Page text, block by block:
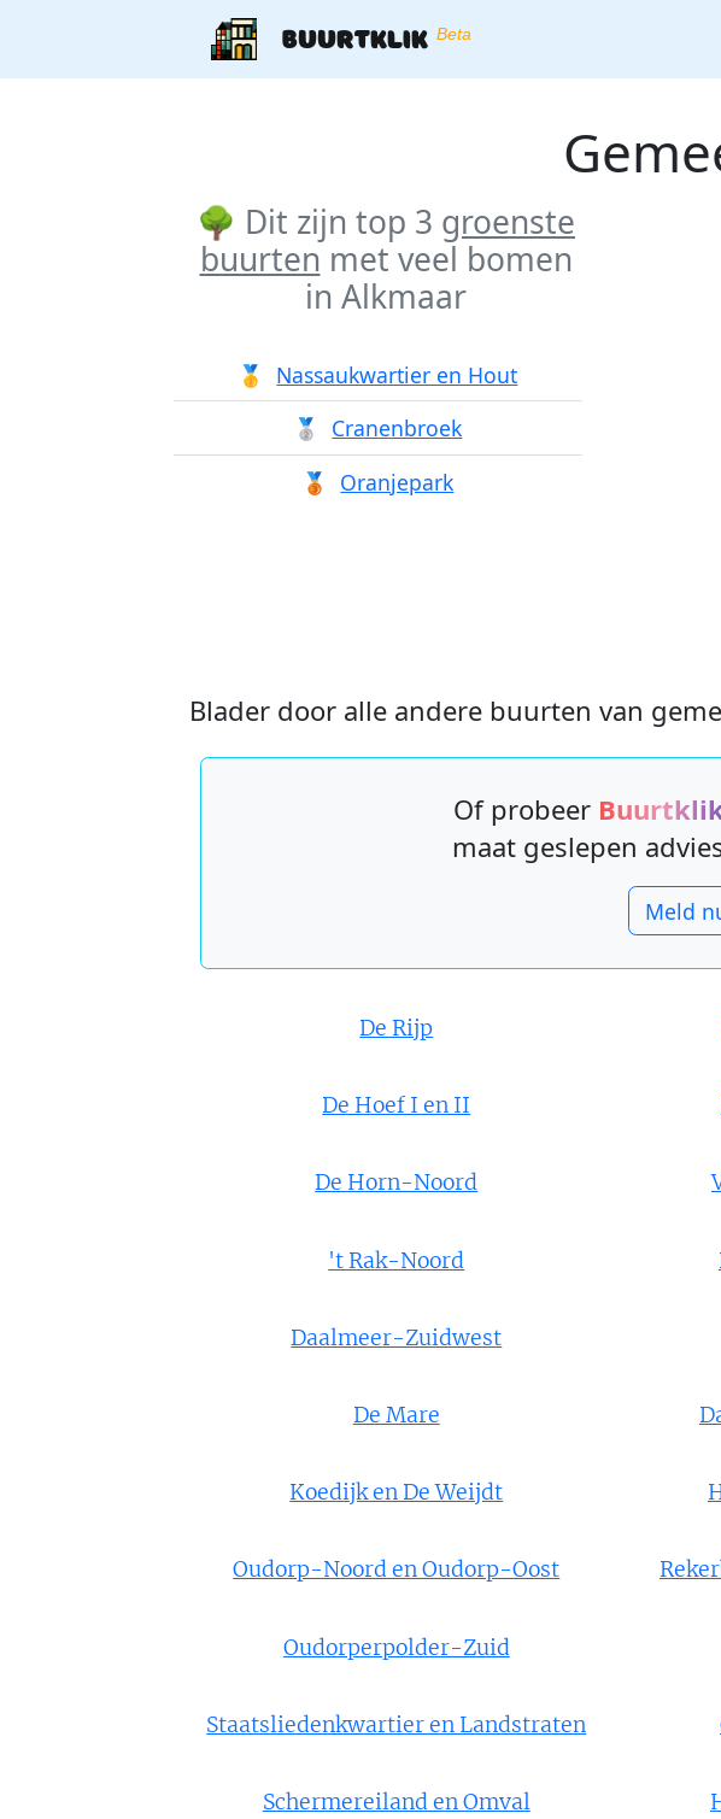
BuurtklikBeta
🌳 Dit zijn top 3 groenste
buurten met veel bomen
in Alkmaar
🥇
Nassaukwartier en Hout
🥈
Cranenbroek
🥉
Oranjepark
Blader door alle andere buurten van
Of probeer
maat geslepen
Meld
De Rijp
De Hoef I en II
De Horn-Noord
't Rak-Noord
Daalmeer-Zuidwest
De Mare
Koedijk en De Weijdt
Oudorp-Noord en Oudorp-Oost
Oudorperpolder-Zuid
Staatsliedenkwartier en Landstraten
Schermereiland en Omval